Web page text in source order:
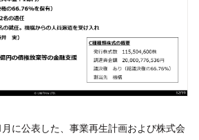
に公表した、事業再生計画および株式会